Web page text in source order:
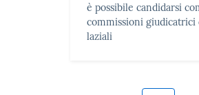
è possibile candidarsi
commissioni giudicatrici
laziali